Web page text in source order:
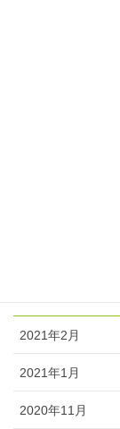
2021年2月
2021年1月
2020年11月